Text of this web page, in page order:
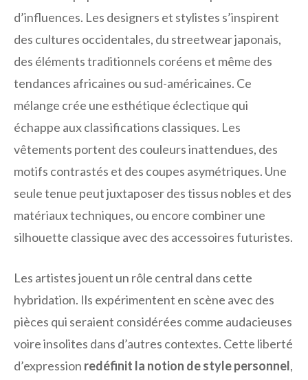
d’influences. Les designers et stylistes s’inspirent
des cultures occidentales, du streetwear japonais,
des éléments traditionnels coréens et même des
tendances africaines ou sud-américaines. Ce
mélange crée une esthétique éclectique qui
échappe aux classifications classiques. Les
vêtements portent des couleurs inattendues, des
motifs contrastés et des coupes asymétriques. Une
seule tenue peut juxtaposer des tissus nobles et des
matériaux techniques, ou encore combiner une
silhouette classique avec des accessoires futuristes.
Les artistes jouent un rôle central dans cette
hybridation. Ils expérimentent en scène avec des
pièces qui seraient considérées comme audacieuses
voire insolites dans d’autres contextes. Cette liberté
d’expression redéfinit la notion de style personnel,